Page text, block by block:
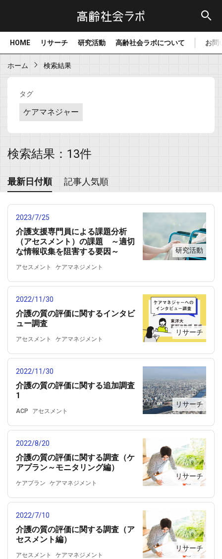
HOME リサーチ 研究活動 高齢社会ラボについて お問
ホーム 検索結果
タグ
ケアマネジャー
検索結果：13件
最新日付順 記事人気順
研究活動
2023/7/25
アセスメント
ケアマネジメント
介護支援専門員による課題分析
（アセスメント）の課題 ～適切
な情報収集を阻害する要因～
リサーチ
2022/11/30
アセスメント
ケアマネジメント
居宅介護支援
介護の質の評価に関するインタビ
ュー調査
リサーチ
2022/11/30
ACP
アセスメント
介護の質 介護の質の評価
口腔衛生 居宅介護支援
介護の質の評価に関する追加調査
1
リサーチ
2022/8/20
ケアプラン
ケアマネジメント
介護の質の評価
居宅介護支援
介護の質の評価に関する調査（ケ
アプラン～モニタリング編）
リサーチ
2022/7/10
アセスメント
ケアマネジメント
介護の質の評価に関する調査（ア
セスメント編）